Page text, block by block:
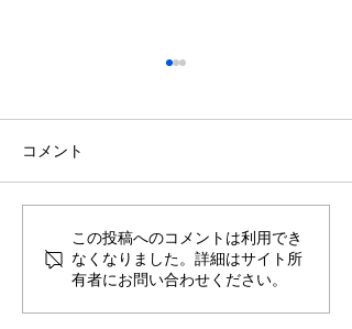
釣果写真掲載についての
お知らせ（タコ釣りに限
る）
コメント
この投稿へのコメントは利用でき
なくなりました。詳細はサイト所
有者にお問い合わせください。